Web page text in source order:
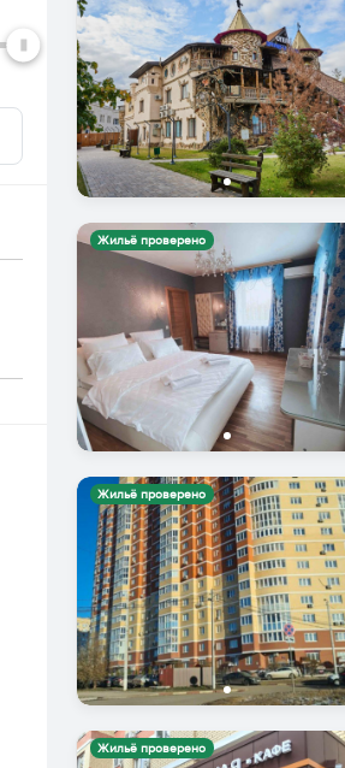
dates.
Уникальное
Жильё проверено
Жильё проверено
Жильё проверено